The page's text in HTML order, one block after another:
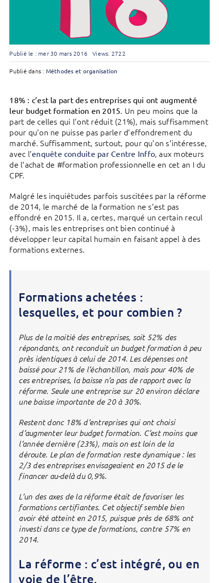
Publié le : mer 30 mars 2016 Views: 2722
Publié dans : Méthodes et organisation
18% : c’est la part des entreprises qui ont augmenté
leur budget formation en 2015. Un peu moins que la
part de celles qui l’ont réduit (21%), mais suffisamment
pour qu’on ne puisse pas parler d’effondrement du
marché. Suffisamment, surtout, pour qu’on s’intéresse,
avec l’enquête conduite par Centre Inffo, aux moteurs
de l’achat de #formation professionnelle en cet an I du
CPF.
Malgré les inquiétudes parfois suscitées par la réforme
de 2014, le marché de la formation ne s’est pas
effondré en 2015. Il a, certes, marqué un certain recul
(-3%), mais les entreprises ont bien continué à
développer leur capital humain en faisant appel à des
formations externes.
Formations achetées :
lesquelles, et pour combien ?
Plus de la moitié des entreprises, soit 52% des
répondants, ont reconduit un budget formation à peu
près identiques à celui de 2014. Les dépenses ont
baissé pour 21% de l’échantillon, mais pour 40% de
ces entreprises, la baisse n’a pas de rapport avec la
réforme. Seule une entreprise sur 20 environ déclare
une baisse importante de 20 à 30%.
Restent donc 18% d’entreprises qui ont choisi
d’augmenter leur budget formation. C’est moins que
l’année dernière (23%), mais on est loin de la
déroute. Le plan de formation reste dynamique : les
2/3 des entreprises envisageaient en 2015 de le
financer au-delà du 0,9%.
L’un des axes de la réforme était de favoriser les
formations certifiantes. Cet objectif semble bien
avoir été atteint en 2015, puisque près de 68% ont
investi dans ce type de formations, contre 57% en
2014.
La réforme : c’est intégré, ou en
voie de l’être.